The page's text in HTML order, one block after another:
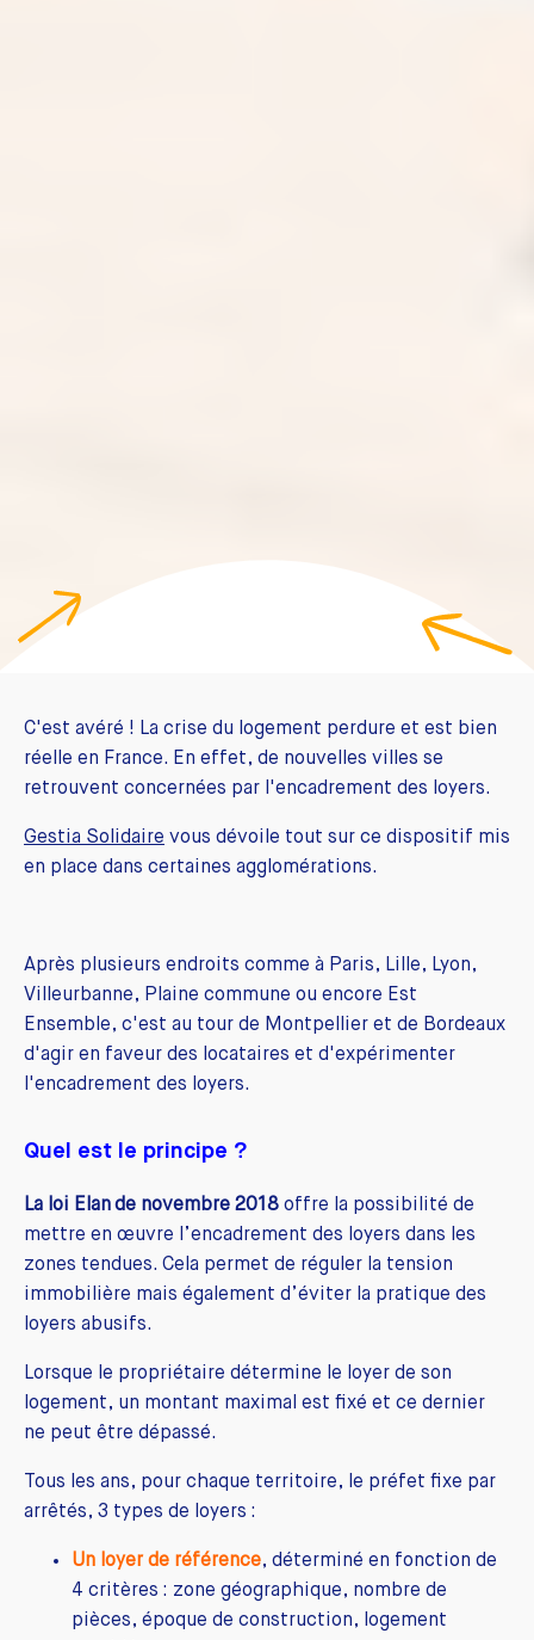
C'est avéré ! La crise du logement perdure et est bien
réelle en France. En effet, de nouvelles villes se
retrouvent concernées par l'encadrement des loyers.
Gestia Solidaire vous dévoile tout sur ce dispositif mis
en place dans certaines agglomérations.
Après plusieurs endroits comme à Paris, Lille, Lyon,
Villeurbanne, Plaine commune ou encore Est
Ensemble, c'est au tour de Montpellier et de Bordeaux
d'agir en faveur des locataires et d'expérimenter
l'encadrement des loyers.
Quel est le principe ?
La loi Elande novembre 2018 offre la possibilité de
mettre en œuvre l’encadrement des loyers dans les
zones tendues. Cela permet de réguler la tension
immobilière mais également d’éviter la pratique des
loyers abusifs.
Lorsque le propriétaire détermine le loyer de son
logement, un montant maximal est fixé et ce dernier
ne peut être dépassé.
Tous les ans, pour chaque territoire, le préfet fixe par
arrêtés, 3 types de loyers :
Un loyer de référence, déterminé en fonction de
4 critères : zone géographique, nombre de
pièces, époque de construction, logement